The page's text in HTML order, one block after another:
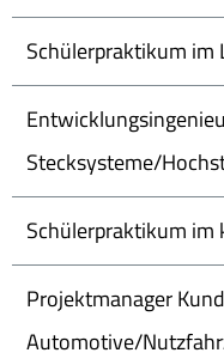
Schülerpraktikum im
Stecksysteme/
Schülerpraktikum im
Projektmanager
Automotive/